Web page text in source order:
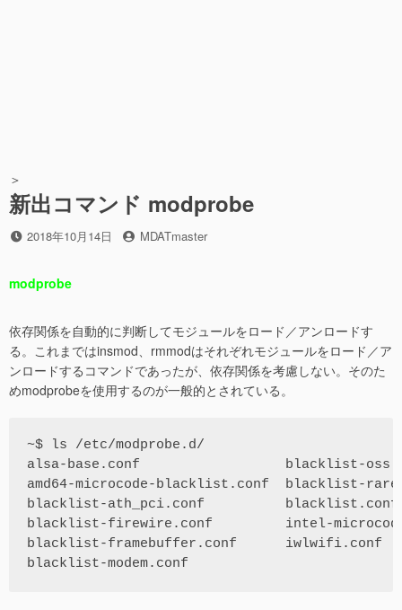
＞
新出コマンド modprobe
投
2018年10月14日
投
MDATmaster
modprobe
依存関係を自動的に判断してモジュールをロード／アンロードす
る。これまではinsmod、rmmodはそれぞれモジュールをロード／ア
ンロードするコマンドであったが、依存関係を考慮しない。そのた
めmodprobeを使用するのが一般的とされている。
~$ ls /etc/modprobe.d/
alsa-base.conf                  blacklist-
amd64-microcode-blacklist.conf  blacklist-
blacklist-ath_pci.conf          blacklist.conf
blacklist-firewire.conf         intel-
blacklist-framebuffer.conf      iwlwifi.conf
blacklist-modem.conf